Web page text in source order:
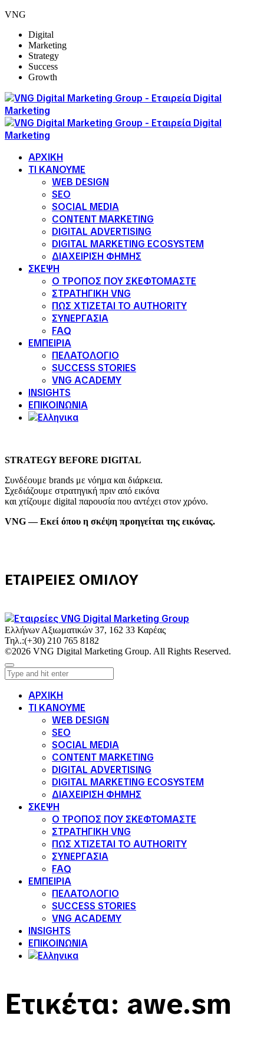
VNG
Digital
Marketing
Strategy
Success
Growth
ΑΡΧΙΚΗ
ΤΙ ΚΑΝΟΥΜΕ
WEB DESIGN
SEO
SOCIAL MEDIA
CONTENT MARKETING
DIGITAL ADVERTISING
DIGITAL MARKETING ECOSYSTEM
ΔΙΑΧΕΙΡΙΣΗ ΦΗΜΗΣ
ΣΚΕΨΗ
Ο ΤΡΟΠΟΣ ΠΟΥ ΣΚΕΦΤΟΜΑΣΤΕ
ΣΤΡΑΤΗΓΙΚΗ VNG
ΠΩΣ ΧΤΙΖΕΤΑΙ ΤΟ AUTHORITY
ΣΥΝΕΡΓΑΣΙΑ
FAQ
ΕΜΠΕΙΡΙΑ
ΠΕΛΑΤΟΛΟΓΙΟ
SUCCESS STORIES
VNG ACADEMY
INSIGHTS
ΕΠΙΚΟΙΝΩΝΙΑ
STRATEGY BEFORE DIGITAL
Συνδέουμε brands με νόημα και διάρκεια.
Σχεδιάζουμε στρατηγική πριν από εικόνα
και χτίζουμε digital παρουσία που αντέχει στον χρόνο.
VNG — Εκεί όπου η σκέψη προηγείται της εικόνας.
ΕΤΑΙΡΕΙΕΣ ΟΜΙΛΟΥ
Ελλήνων Αξιωματικών 37, 162 33 Καρέας
Τηλ.:(+30) 210 765 8182
©2026 VNG Digital Marketing Group. All Rights Reserved.
ΑΡΧΙΚΗ
ΤΙ ΚΑΝΟΥΜΕ
WEB DESIGN
SEO
SOCIAL MEDIA
CONTENT MARKETING
DIGITAL ADVERTISING
DIGITAL MARKETING ECOSYSTEM
ΔΙΑΧΕΙΡΙΣΗ ΦΗΜΗΣ
ΣΚΕΨΗ
Ο ΤΡΟΠΟΣ ΠΟΥ ΣΚΕΦΤΟΜΑΣΤΕ
ΣΤΡΑΤΗΓΙΚΗ VNG
ΠΩΣ ΧΤΙΖΕΤΑΙ ΤΟ AUTHORITY
ΣΥΝΕΡΓΑΣΙΑ
FAQ
ΕΜΠΕΙΡΙΑ
ΠΕΛΑΤΟΛΟΓΙΟ
SUCCESS STORIES
VNG ACADEMY
INSIGHTS
ΕΠΙΚΟΙΝΩΝΙΑ
Ετικέτα: awe.sm